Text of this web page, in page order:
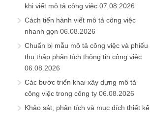
khi viết mô tả công việc 07.08.2026
Cách tiến hành viết mô tả công việc
nhanh gọn 06.08.2026
Chuẩn bị mẫu mô tả công việc và phiếu
thu thập phân tích thông tin công việc
06.08.2026
Các bước triển khai xây dựng mô tả
công việc trong công ty 06.08.2026
Khảo sát, phân tích và mục đích thiết kế